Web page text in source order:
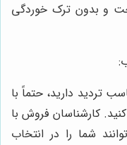
و بدون ترک خوردگی
تردید دارید، حتماً با
کارشناسان فروش با
شما را در انتخاب